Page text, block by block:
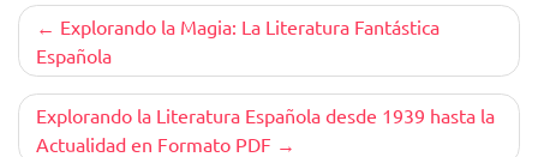
Navegación
de
entradas
Explorando la Magia: La Literatura Fantástica
Española
Explorando la Literatura Española desde 1939 hasta la
Actualidad en Formato PDF